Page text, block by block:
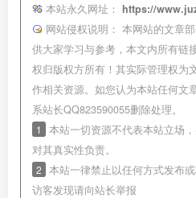
本站永久网址：
https://
网站侵权说明： 本网站的文章
供大家学习与参考，本文内所有链
权归版权方所有！其实际管理权为
作相关资源。如您认为本站任何文
系站长QQ823590055删除处理。
1
本站一切资源不代表本站立场
对其真实性负责。
2 本站一律禁止以任何方式发布
访客发现请向站长举报